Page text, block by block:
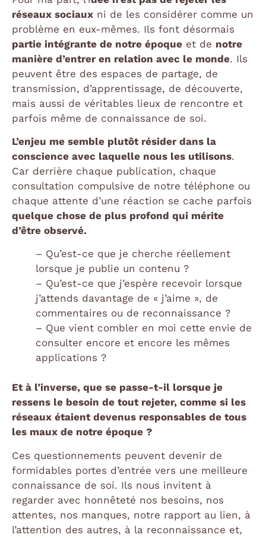
réseaux sociaux ni de les considérer comme un
problème en eux-mêmes. Ils font désormais
partie intégrante de notre époque et de notre
manière d’entrer en relation avec le monde. Ils
peuvent être des espaces de partage, de
transmission, d’apprentissage, de découverte,
mais aussi de véritables lieux de rencontre et
parfois même de connaissance de soi.
L’enjeu me semble plutôt résider dans la
conscience avec laquelle nous les utilisons.
Car derrière chaque publication, chaque
consultation compulsive de notre téléphone ou
chaque attente d’une réaction se cache parfois
quelque chose de plus profond qui mérite
d’être observé.
– Qu’est-ce que je cherche réellement
lorsque je publie un contenu ?
– Qu’est-ce que j’espère recevoir lorsque
j’attends davantage de « j’aime », de
commentaires ou de reconnaissance ?
– Que vient combler en moi cette envie de
consulter encore et encore les mêmes
applications ?
Et à l’inverse, que se passe-t-il lorsque je
ressens le besoin de tout rejeter, comme si les
réseaux étaient devenus responsables de tous
les maux de notre époque ?
Ces questionnements peuvent devenir de
formidables portes d’entrée vers une meilleure
connaissance de soi. Ils nous invitent à
regarder avec honnêteté nos besoins, nos
attentes, nos manques, notre rapport au lien, à
l’attention des autres, à la reconnaissance et,